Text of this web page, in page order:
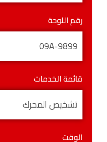
رقم اللوحة
قائمة الخدمات
الوقت